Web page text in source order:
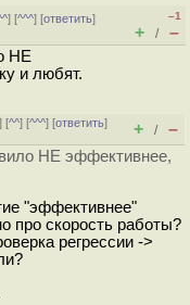
] [^^^] [ответить]
–1
+ / –
НЕ
и любят.
] [^^] [^^^] [ответить]
+ / –
НЕ эффективнее,
"эффективнее"
про скорость работы?
регрессии ->